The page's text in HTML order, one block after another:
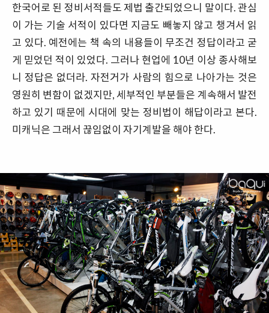
한국어로 된 정비서적들도 제법 출간되었으니 말이다. 관심
이 가는 기술 서적이 있다면 지금도 빼놓지 않고 챙겨서 읽
고 있다. 예전에는 책 속의 내용들이 무조건 정답이라고 굳
게 믿었던 적이 있었다. 그러나 현업에 10년 이상 종사해보
니 정답은 없더라. 자전거가 사람의 힘으로 나아가는 것은
영원히 변함이 없겠지만, 세부적인 부분들은 계속해서 발전
하고 있기 때문에 시대에 맞는 정비법이 해답이라고 본다.
미캐닉은 그래서 끊임없이 자기계발을 해야 한다.